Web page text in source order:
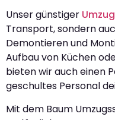
Unser günstiger
Transport, sondern
Demontieren und
Aufbau von Küchen
bieten wir auch einen
geschultes Personal
Mit dem Baum